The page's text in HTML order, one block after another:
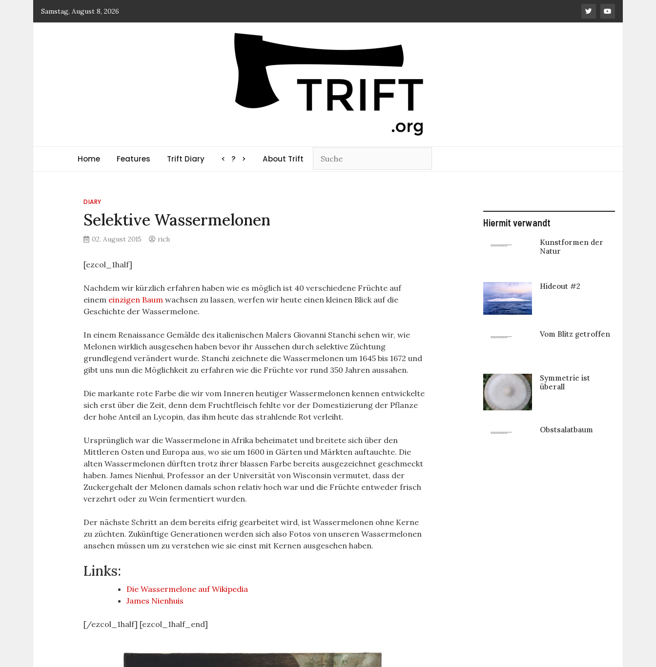
Samstag, August 8, 2026
TRIFT
Home Features Trift Diary < ? > About Trift
DIARY
Selektive Wassermelonen
02. August 2015 rich
[ezcol_1half]
Nachdem wir kürzlich erfahren haben wie es möglich ist 40 verschiedene Früchte auf
einem einzigen Baum wachsen zu lassen, werfen wir heute einen kleinen Blick auf die
Geschichte der Wassermelone.
In einem Renaissance Gemälde des italienischen Malers Giovanni Stanchi sehen wir, wie
Melonen wirklich ausgesehen haben bevor ihr Aussehen durch selektive Züchtung
grundlegend verändert wurde. Stanchi zeichnete die Wassermelonen um 1645 bis 1672 und
gibt uns nun die Möglichkeit zu erfahren wie die Früchte vor rund 350 Jahren aussahen.
Die markante rote Farbe die wir vom Inneren heutiger Wassermelonen kennen entwickelte
sich erst über die Zeit, denn dem Fruchtfleisch fehlte vor der Domestizierung der Pflanze
der hohe Anteil an Lycopin, das ihm heute das strahlende Rot verleiht.
Ursprünglich war die Wassermelone in Afrika beheimatet und breitete sich über den
Mittleren Osten und Europa aus, wo sie um 1600 in Gärten und Märkten auftauchte. Die
alten Wassermelonen dürften trotz ihrer blassen Farbe bereits ausgezeichnet geschmeckt
haben. James Nienhui, Professor an der Universität von Wisconsin vermutet, dass der
Zuckergehalt der Melonen damals schon relativ hoch war und die Früchte entweder frisch
verzehrt oder zu Wein fermentiert wurden.
Der nächste Schritt an dem bereits eifrig gearbeitet wird, ist Wassermelonen ohne Kerne
zu züchten. Zukünftige Generationen werden sich also Fotos von unseren Wassermelonen
ansehen müssen um zu verstehen wie sie einst mit Kernen ausgesehen haben.
Links:
Die Wassermelone auf Wikipedia
James Nienhuis
[/ezcol_1half] [ezcol_1half_end]
Hiermit verwandt
Kunstformen der
Natur
Hideout #2
Vom Blitz getroffen
Symmetrie ist
überall
Obstsalatbaum